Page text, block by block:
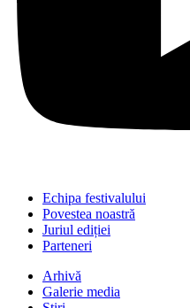
Echipa festivalului
Povestea noastră
Juriul ediției
Parteneri
Arhivă
Galerie media